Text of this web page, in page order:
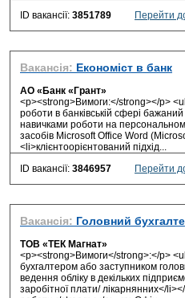
ID вакансії: 3851789 Перейти
Вакансія: Економіст в банк
АО «Банк «Грант»
<p><strong>Вимоги:</strong></p>
роботи в банківській сфері
навичками роботи на
засобів Microsoft Office Word
<li>клієнтоорієнтований підхід...
ID вакансії: 3846957 Перейти
Вакансія: Головний
ТОВ «ТЕК Магнат»
<p><strong>Вимоги</strong>:</p>
бухгалтером або заступником
ведення обліку в декільких
заробітної плати/ лікарнянних</